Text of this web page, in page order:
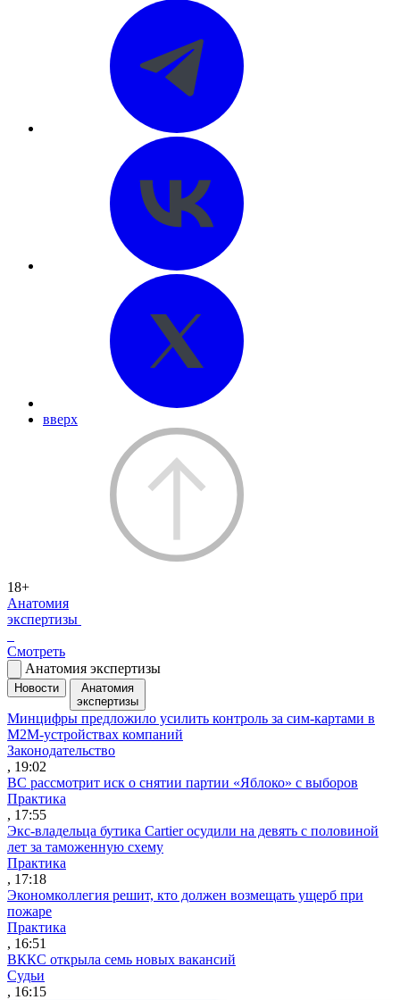
вверх
18+
Анатомия
экспертизы
Смотреть
Анатомия экспертизы
Новости
Анатомия
экспертизы
Минцифры предложило усилить контроль за сим-картами в
M2M-устройствах компаний
Законодательство
, 19:02
ВС рассмотрит иск о снятии партии «Яблоко» с выборов
Практика
, 17:55
Экс-владельца бутика Cartier осудили на девять с половиной
лет за таможенную схему
Практика
, 17:18
Экономколлегия решит, кто должен возмещать ущерб при
пожаре
Практика
, 16:51
ВККС открыла семь новых вакансий
Судьи
, 16:15